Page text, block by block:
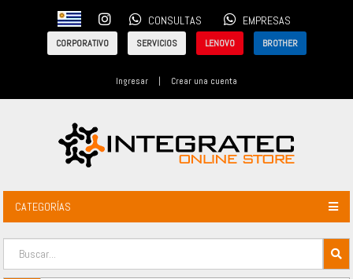
CONSULTAS EMPRESAS
CORPORATIVO SERVICIOS LENOVO BROTHER
Ingresar | Crear una cuenta
CATEGORÍAS